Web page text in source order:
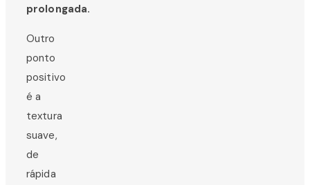
prolongada.
Outro
ponto
positivo
é a
textura
suave,
de
rápida